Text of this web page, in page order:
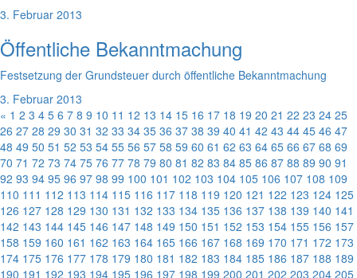
3. Februar 2013
Öffentliche Bekanntmachung
Festsetzung der Grundsteuer durch öffentliche Bekanntmachung
3. Februar 2013
« 1 2 3 4 5 6 7 8 9 10 11 12 13 14 15 16 17 18 19 20 21 22 23 24 25
26 27 28 29 30 31 32 33 34 35 36 37 38 39 40 41 42 43 44 45 46 47
48 49 50 51 52 53 54 55 56 57 58 59 60 61 62 63 64 65 66 67 68 69
70 71 72 73 74 75 76 77 78 79 80 81 82 83 84 85 86 87 88 89 90 91
92 93 94 95 96 97 98 99 100 101 102 103 104 105 106 107 108 109
110 111 112 113 114 115 116 117 118 119 120 121 122 123 124 125
126 127 128 129 130 131 132 133 134 135 136 137 138 139 140 141
142 143 144 145 146 147 148 149 150 151 152 153 154 155 156 157
158 159 160 161 162 163 164 165 166 167 168 169 170 171 172 173
174 175 176 177 178 179 180 181 182 183 184 185 186 187 188 189
190 191 192 193 194 195 196 197 198 199 200 201 202 203 204 205